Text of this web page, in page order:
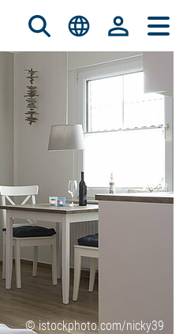
© istockphoto.com/nicky39